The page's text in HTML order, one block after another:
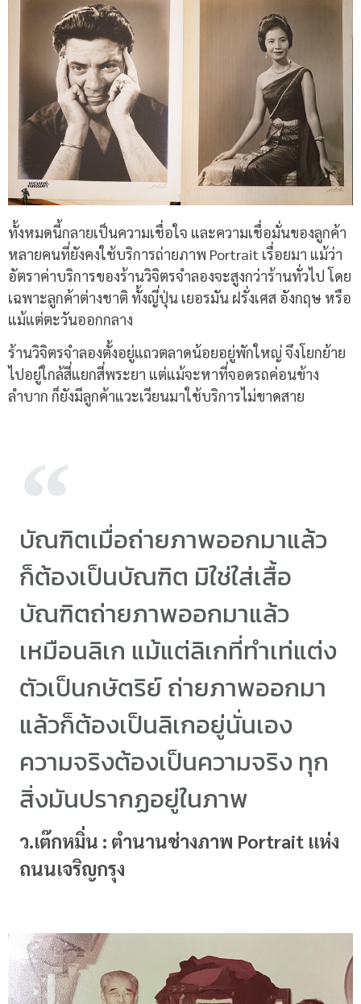
ทั้งหมดนี้กลายเป็นความเชื่อใจ และความเชื่อมั่นของลูกค้า
หลายคนที่ยังคงใช้บริการถ่ายภาพ Portrait เรื่อยมา แม้ว่า
อัตราค่าบริการของร้านวิจิตรจำลองจะสูงกว่าร้านทั่วไป โดย
เฉพาะลูกค้าต่างชาติ ทั้งญี่ปุ่น เยอรมัน ฝรั่งเศส อังกฤษ หรือ
แม้แต่ตะวันออกกลาง
ร้านวิจิตรจำลองตั้งอยู่แถวตลาดน้อยอยู่พักใหญ่ จึงโยกย้าย
ไปอยู่ใกล้สี่แยกสี่พระยา แต่แม้จะหาที่จอดรถค่อนข้าง
ลำบาก ก็ยังมีลูกค้าแวะเวียนมาใช้บริการไม่ขาดสาย
บัณฑิตเมื่อถ่ายภาพออกมาแล้ว
ก็ต้องเป็นบัณฑิต มิใช่ใส่เสื้อ
บัณฑิตถ่ายภาพออกมาแล้ว
เหมือนลิเก แม้แต่ลิเกที่ทำเท่แต่ง
ตัวเป็นกษัตริย์ ถ่ายภาพออกมา
แล้วก็ต้องเป็นลิเกอยู่นั่นเอง
ความจริงต้องเป็นความจริง ทุก
สิ่งมันปรากฏอยู่ในภาพ
ว.เต๊กหมิ่น : ตำนานช่างภาพ Portrait แห่ง
ถนนเจริญกรุง